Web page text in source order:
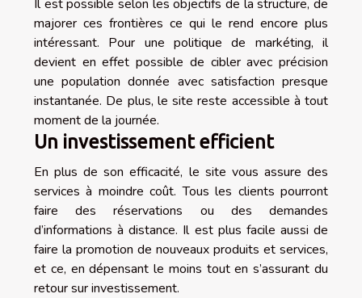
Il est possible selon les objectifs de la structure, de
majorer ces frontières ce qui le rend encore plus
intéressant. Pour une politique de markéting, il
devient en effet possible de cibler avec précision
une population donnée avec satisfaction presque
instantanée. De plus, le site reste accessible à tout
moment de la journée.
Un investissement efficient
En plus de son efficacité, le site vous assure des
services à moindre coût. Tous les clients pourront
faire des réservations ou des demandes
d’informations à distance. Il est plus facile aussi de
faire la promotion de nouveaux produits et services,
et ce, en dépensant le moins tout en s’assurant du
retour sur investissement.